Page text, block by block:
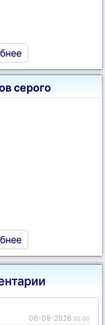
серого
06-08-2026 00:00